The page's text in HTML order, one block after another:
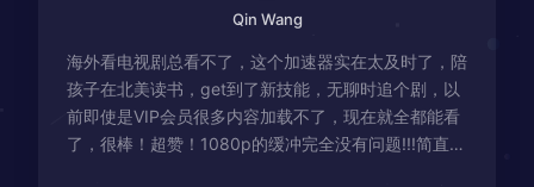
Qin Wang
海外看电视剧总看不了，这个加速器实在太及时了，陪
孩子在北美读书，get到了新技能，无聊时追个剧，以
前即使是VIP会员很多内容加载不了，现在就全都能看
了，很棒！超赞！1080p的缓冲完全没有问题!!!简直救